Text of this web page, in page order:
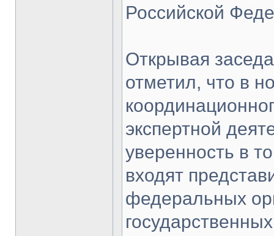
Российской
Открывая
отметил, что в
экспертной
уверенность в
входят
федеральных